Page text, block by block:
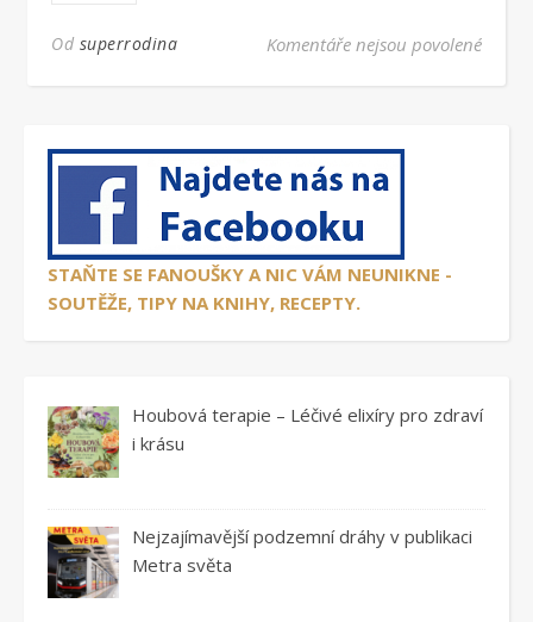
Od superrodina Komentáře nejsou povolenéu
STAŇTE SE FANOUŠKY A NIC VÁM NEUNIKNE -
SOUTĚŽE, TIPY NA KNIHY, RECEPTY.
Houbová terapie – Léčivé elixíry pro zdraví
i krásu
Nejzajímavější podzemní dráhy v publikaci
Metra světa